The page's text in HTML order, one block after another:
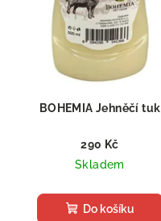
BOHEMIA Jehněčí tuk
290 Kč
Skladem
Do košíku